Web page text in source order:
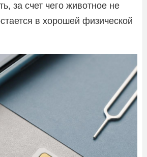
за счет чего животное не
в хорошей физической